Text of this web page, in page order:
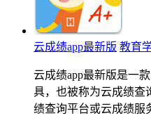
云成绩app最新版 教育
云成绩app最新版是一
具，也被称为云成绩查
绩查询平台或云成绩服